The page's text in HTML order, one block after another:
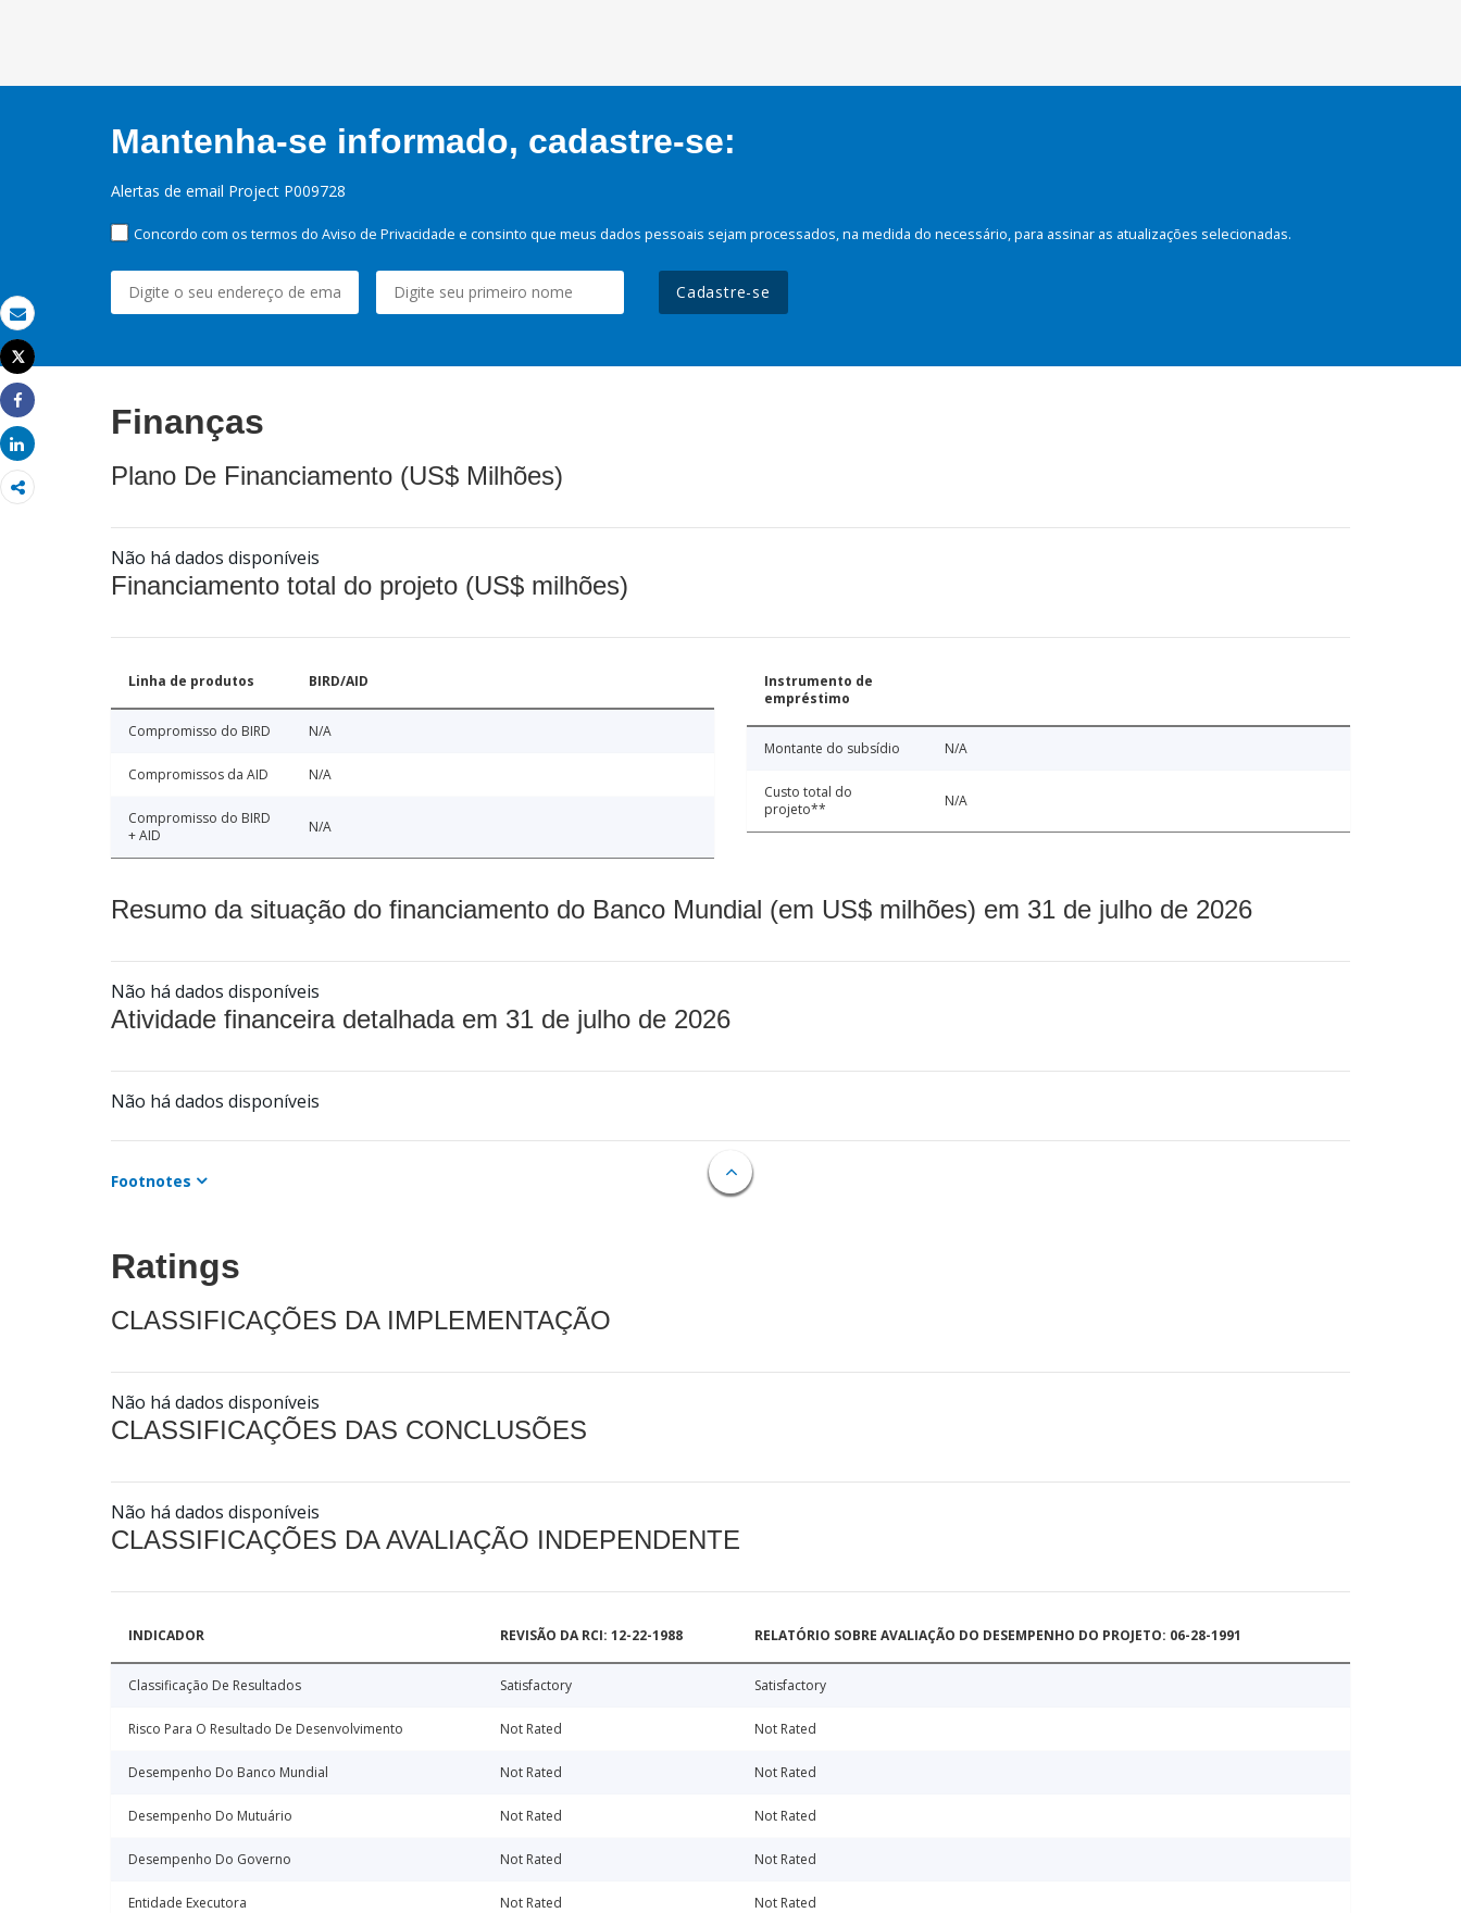
Email
Imprimir
Tweet
Share
Share
Mantenha-se informado, cadastre-se:
Alertas de email Project P009728
Concordo com os termos do Aviso de Privacidade e consinto que meus dados pessoais sejam processados, na medida do necessário, para assinar as atualizações selecionadas.
Cadastre-se
Finanças
Plano De Financiamento (US$ Milhões)
Não há dados disponíveis
Financiamento total do projeto (US$ milhões)
Linha de produtos BIRD/AID
Compromisso do BIRD N/A
Compromissos da AID N/A
Compromisso do BIRD
+ AID
N/A
Instrumento de
empréstimo
Montante do subsídio N/A
Custo total do
projeto**
N/A
Resumo da situação do financiamento do Banco Mundial (em US$ milhões) em 31 de julho de 2026
Não há dados disponíveis
Atividade financeira detalhada em 31 de julho de 2026
Não há dados disponíveis
Footnotes
Ratings
CLASSIFICAÇÕES DA IMPLEMENTAÇÃO
Não há dados disponíveis
CLASSIFICAÇÕES DAS CONCLUSÕES
Não há dados disponíveis
CLASSIFICAÇÕES DA AVALIAÇÃO INDEPENDENTE
INDICADOR REVISÃO DA RCI: 12-22-1988 RELATÓRIO SOBRE AVALIAÇÃO DO DESEMPENHO DO PROJETO: 06-28-1991
Classificação De Resultados Satisfactory Satisfactory
Risco Para O Resultado De Desenvolvimento Not Rated Not Rated
Desempenho Do Banco Mundial Not Rated Not Rated
Desempenho Do Mutuário Not Rated Not Rated
Desempenho Do Governo Not Rated Not Rated
Entidade Executora Not Rated Not Rated